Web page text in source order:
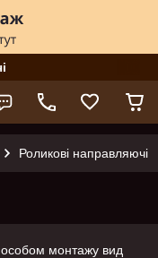
Роликові направляючі
монтажу вид